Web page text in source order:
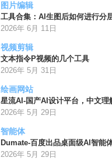
图片编辑
工具合集：AI生图后如何进行分
2026年 6月 11日
视频剪辑
文本指令P视频的几个工具
2026年 5月 31日
绘画网站
星流AI-国产AI设计平台，中文理
2026年 5月 29日
智能体
Dumate-百度出品桌面级AI智能
2026年 5月 29日